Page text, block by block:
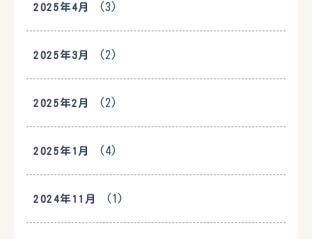
2025年4月 (3)
2025年3月 (2)
2025年2月 (2)
2025年1月 (4)
2024年11月 (1)